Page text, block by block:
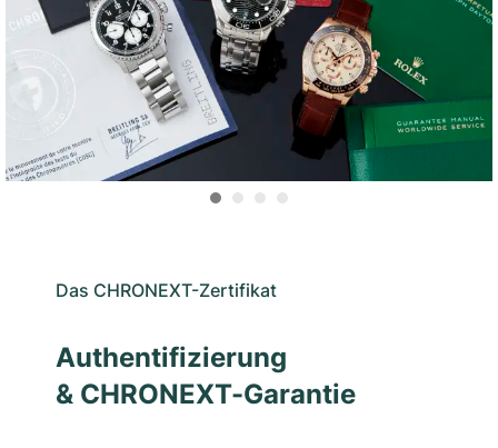
Das CHRONEXT-Zertifikat
Authentifizierung
& CHRONEXT-Garantie